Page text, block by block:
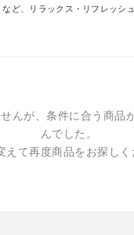
ど、リラックス・リフレッシ
んが、条件に合う商品
んでした。
えて再度商品をお探しく